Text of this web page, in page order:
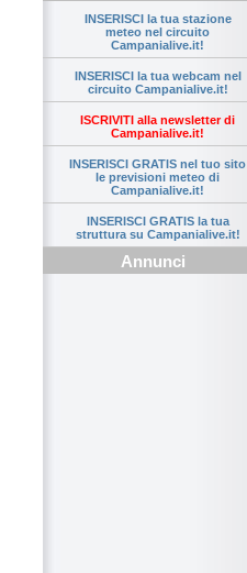
INSERISCI la tua stazione
meteo nel circuito
Campanialive.it!
INSERISCI la tua webcam nel
circuito Campanialive.it!
ISCRIVITI alla newsletter di
Campanialive.it!
INSERISCI GRATIS nel tuo sito
le previsioni meteo di
Campanialive.it!
INSERISCI GRATIS la tua
struttura su Campanialive.it!
Annunci